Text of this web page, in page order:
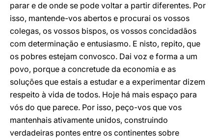
parar e de onde se pode voltar a partir diferentes. Por
isso, mantende-vos abertos e procurai os vossos
colegas, os vossos bispos, os vossos concidadãos
com determinação e entusiasmo. E nisto, repito, que
os pobres estejam convosco. Dai voz e forma a um
povo, porque a concretude da economia e as
soluções que estais a estudar e a experimentar dizem
respeito à vida de todos. Hoje há mais espaço para
vós do que parece. Por isso, peço-vos que vos
mantenhais ativamente unidos, construindo
verdadeiras pontes entre os continentes sobre